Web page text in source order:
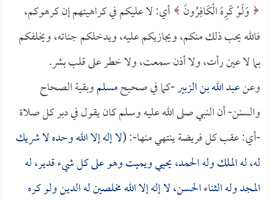
وَلَوْ كَرِهَ الْكَافِرُونَ أي: لا عليكم في كراهيتهم إن كرهوكم،
فالله يحب ذلك منكم، ويجازيكم عليه، ويدخلكم جناته، ويخلفكم
بما لا عين رأت، ولا أذن سمعت، ولا خطر على قلب بشر.
وعنعبد الله بن الزبير-كما في صحيحمسلموبقية الصحاح
والسنن- أن النبي صلى الله عليه وسلم كان يقول في دبر كل صلاة
-أي: عقب كل فريضة ينتهي منها-: (لا إله إلا الله وحده لا شريك
له، له الملك وله الحمد، يحيي ويميت وهو على كل شيء قدير، له
المجد وله الثناء الحسن، لا إله إلا الله مخلصين له الدين ولو كره